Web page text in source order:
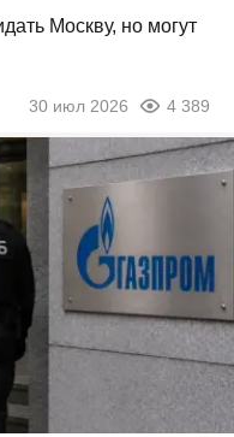
Москву, но могут
30 июл 2026 4 389